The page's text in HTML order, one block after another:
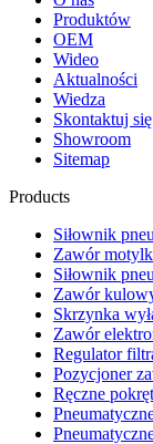
Produktów
OEM
Wideo
Aktualności
Wiedza
Skontaktuj
Showroom
Sitemap
Products
Siłownik
Zawór
Siłownik
Zawór
Skrzynka
Zawór
Regulator
Pozycjoner
Ręczne